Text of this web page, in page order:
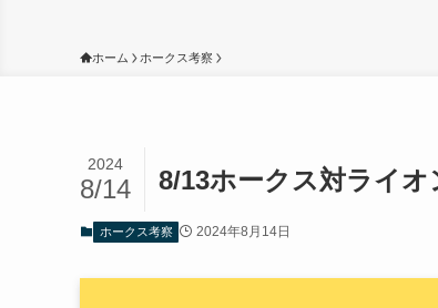
ホーム ホークス考察
8/13ホークス対ライ
2024
8/14
ホークス考察 2024年8月14日